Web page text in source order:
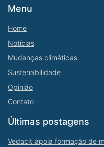
Menu
Home
Notícias
Mudanças climáticas
Sustenabilidade
Opinião
Contato
Últimas postagens
Vedacit apoia formação de